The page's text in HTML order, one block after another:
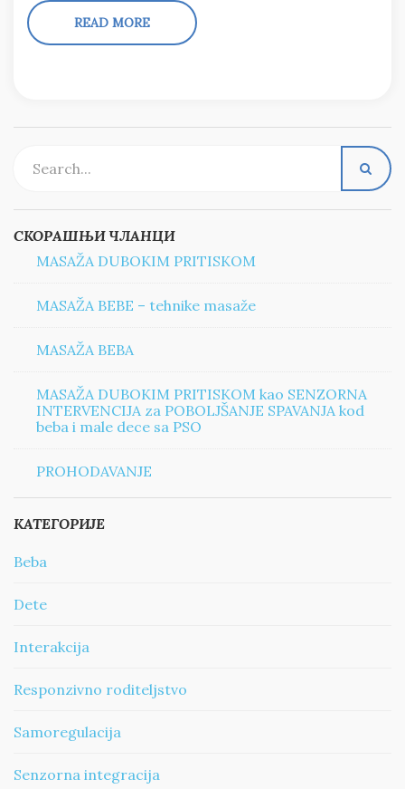
READ MORE
СКОРАШЊИ ЧЛАНЦИ
MASAŽA DUBOKIM PRITISKOM
MASAŽA BEBE – tehnike masaže
MASAŽA BEBA
MASAŽA DUBOKIM PRITISKOM kao SENZORNA
INTERVENCIJA za POBOLJŠANJE SPAVANJA kod
beba i male dece sa PSO
PROHODAVANJE
КАТЕГОРИЈЕ
Beba
Dete
Interakcija
Responzivno roditeljstvo
Samoregulacija
Senzorna integracija